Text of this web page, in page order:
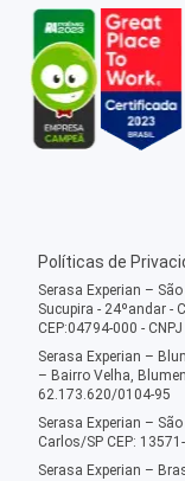
Políticas de
Serasa Experian –
Sucupira - 24ºandar -
CEP:04794-000 -
Serasa Experian –
– Bairro Velha,
62.173.620/0104-95
Serasa Experian –
Carlos/SP CEP:
Serasa Experian –